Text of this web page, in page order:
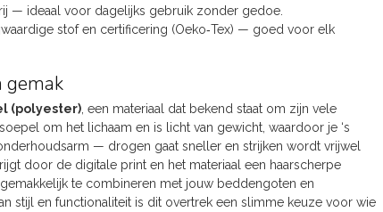
— ideaal voor dagelijks gebruik zonder gedoe.
stof en certificering (Oeko‑Tex) — goed voor elk
gemak
(polyester) , een materiaal dat bekend staat om zijn vele
om het lichaam en is licht van gewicht, waardoor je ‘s
— drogen gaat sneller en strijken wordt vrijwel
door de digitale print en het materiaal een haarscherpe
te combineren met jouw beddengoten en
stijl en functionaliteit is dit overtrek een slimme keuze voor wie